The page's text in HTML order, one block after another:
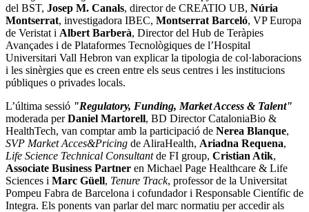
del BST, Josep M. Canals, director de CREATIO UB, Núria
Montserrat, investigadora IBEC, Montserrat Barceló, VP Europa
de Veristat i Albert Barberà, Director del Hub de Teràpies
Avançades i de Plataformes Tecnològiques de l’Hospital
Universitari Vall Hebron van explicar la tipologia de col·laboracions
i les sinèrgies que es creen entre els seus centres i les institucions
públiques o privades locals.
L’última sessió "Regulatory, Funding, Market Access & Talent"
moderada perDaniel Martorell, BD Director CataloniaBio &
HealthTech, van comptar amb la participació de Nerea Blanque,
SVP Market Acces&Pricing de AliraHealth, Ariadna Requena,
Life Science Technical Consultantde FI group, Cristian Atik,
Associate Business Partner en Michael Page Healthcare & Life
Sciences i Marc Güell, Tenure Track, professor de la Universitat
Pompeu Fabra de Barcelona i cofundador i Responsable Científic de
Integra. Els ponents van parlar del marc normatiu per accedir als